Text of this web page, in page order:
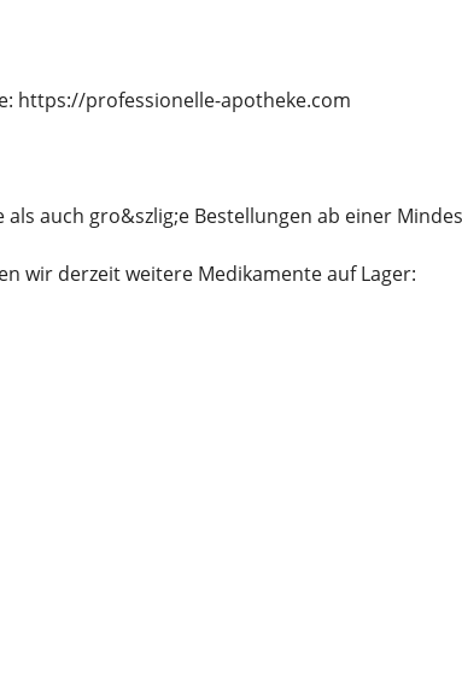
https://professionelle-apotheke.com
auch gro&szlig;e Bestellungen ab einer
wir derzeit weitere Medikamente auf Lager: